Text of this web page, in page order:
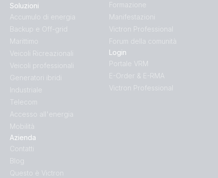
Soluzioni
Accumulo di energia
Backup e Off-grid
Marittimo
Veicoli Ricreazionali
Veicoli professionali
Generatori ibridi
Industriale
Telecom
Accesso all'energia
Mobilità
Azienda
Contatti
Blog
Questo è Victron
Formazione
Manifestazioni
Victron Professional
Forum della comunità
Login
Portale VRM
E-Order & E-RMA
Victron Professional